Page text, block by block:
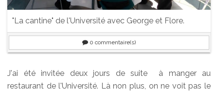
"La cantine" de l'Université avec George et Flore.
0 commentaire(s)
J'ai été invitée deux jours de suite à manger au
restaurant de l'Université. Là non plus, on ne voit pas le